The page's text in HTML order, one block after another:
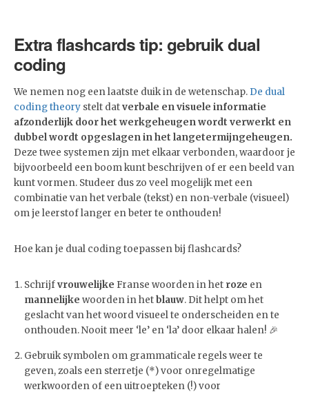
Extra flashcards tip: gebruik dual
coding
We nemen nog een laatste duik in de wetenschap. De dual
coding theory stelt datverbale en visuele informatie
afzonderlijk door het werkgeheugen wordt verwerkt en
dubbel wordt opgeslagen in het langetermijngeheugen.
Deze twee systemen zijn met elkaar verbonden, waardoor je
bijvoorbeeld een boom kunt beschrijven of er een beeld van
kunt vormen. Studeer dus zo veel mogelijk met een
combinatie van het verbale (tekst) en non-verbale (visueel)
om je leerstof langer en beter te onthouden!
Hoe kan je dual coding toepassen bij flashcards?
Schrijfvrouwelijke Franse woorden in het roze en
mannelijke woorden in hetblauw. Dit helpt om het
geslacht van het woord visueel te onderscheiden en te
onthouden. Nooit meer ‘le’ en ‘la’ door elkaar halen! 🎉
Gebruik symbolen om grammaticale regels weer te
geven, zoals een sterretje (*) voor onregelmatige
werkwoorden of een uitroepteken (!) voor